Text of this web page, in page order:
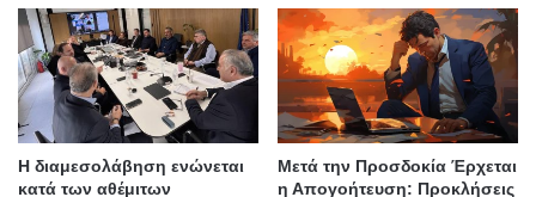
Η διαμεσολάβηση ενώνεται
κατά των αθέμιτων
Μετά την Προσδοκία Έρχεται
η Απογοήτευση: Προκλήσεις